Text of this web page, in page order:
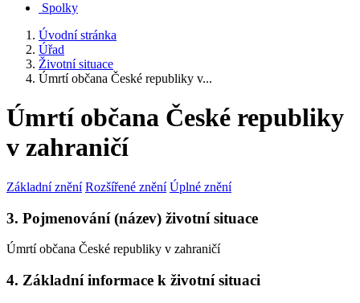
Spolky
Úvodní stránka
Úřad
Životní situace
Úmrtí občana České republiky v...
Úmrtí občana České republiky
v zahraničí
Základní znění Rozšířené znění Úplné znění
3. Pojmenování (název) životní situace
Úmrtí občana České republiky v zahraničí
4. Základní informace k životní situaci